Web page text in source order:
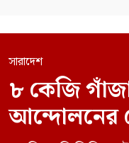
সারাদেশ
৮ কেজি
আন্দোলনের